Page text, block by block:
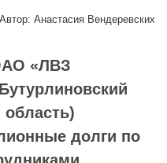
Автор: Анастасия Вендеревских
«ЛВЗ
долги по